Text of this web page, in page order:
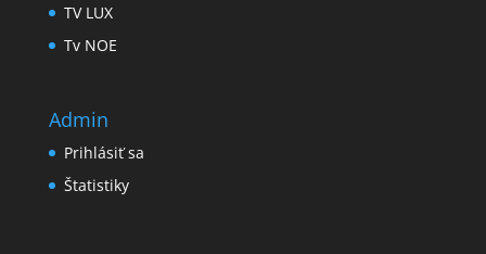
TV LUX
Tv NOE
Admin
Prihlásiť sa
Štatistiky